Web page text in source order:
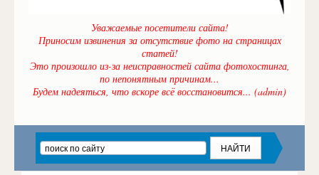
Уважаемые посетители сайта!
Приносим извинения за отсутствие фото на страницах
статей!
Это произошло из-за неисправностей сайта фотохостинга,
по непонятным причинам...
Будем надеяться, что вскоре всё восстановится... (admin)